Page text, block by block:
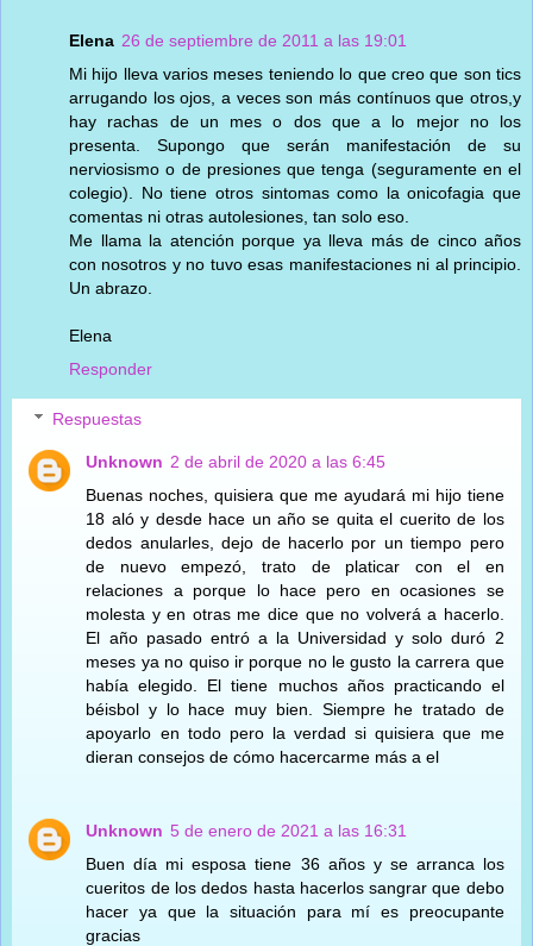
Elena 26 de septiembre de 2011 a las 19:01
Mi hijo lleva varios meses teniendo lo que creo que son tics
arrugando los ojos, a veces son más contínuos que otros,y
hay rachas de un mes o dos que a lo mejor no los
presenta. Supongo que serán manifestación de su
nerviosismo o de presiones que tenga (seguramente en el
colegio). No tiene otros sintomas como la onicofagia que
comentas ni otras autolesiones, tan solo eso.
Me llama la atención porque ya lleva más de cinco años
con nosotros y no tuvo esas manifestaciones ni al principio.
Un abrazo.
Elena
Responder
Respuestas
Unknown 2 de abril de 2020 a las 6:45
Buenas noches, quisiera que me ayudará mi hijo tiene
18 aló y desde hace un año se quita el cuerito de los
dedos anularles, dejo de hacerlo por un tiempo pero
de nuevo empezó, trato de platicar con el en
relaciones a porque lo hace pero en ocasiones se
molesta y en otras me dice que no volverá a hacerlo.
El año pasado entró a la Universidad y solo duró 2
meses ya no quiso ir porque no le gusto la carrera que
había elegido. El tiene muchos años practicando el
béisbol y lo hace muy bien. Siempre he tratado de
apoyarlo en todo pero la verdad si quisiera que me
dieran consejos de cómo hacercarme más a el
Unknown 5 de enero de 2021 a las 16:31
Buen día mi esposa tiene 36 años y se arranca los
cueritos de los dedos hasta hacerlos sangrar que debo
hacer ya que la situación para mí es preocupante
gracias